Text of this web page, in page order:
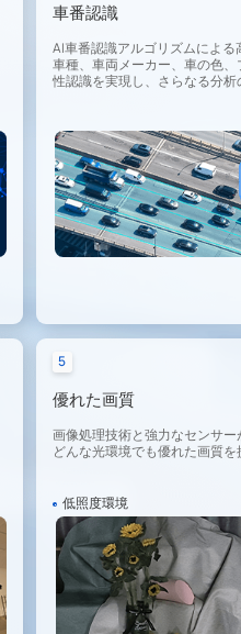
車番認識
AI車番認識アルゴリズムによる
車種、車両メーカー、車の色
性認識を実現し、さらなる分析
5
優れた画質
画像処理技術と強力なセンサー
どんな光環境でも優れた画質を
低照度環境